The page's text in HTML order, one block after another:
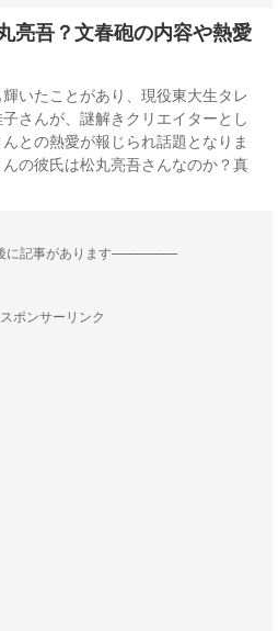
亮吾？文春砲の内容や熱愛
いたことがあり、現役東大生タレ
さんが、謎解きクリエイターとし
との熱愛が報じられ話題となりま
の彼氏は松丸亮吾さんなのか？真
に記事があります--------------------
ポンサーリンク